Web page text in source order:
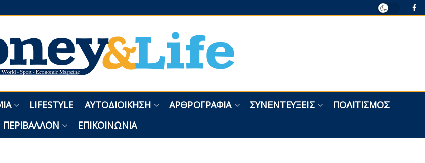
LIFESTYLE ΑΥΤΟΔΙΟΊΚΗΣΗ ΑΡΘΡΟΓΡΑΦΊΑ ΣΥΝΕΝΤΕΎΞΕΙΣ
ΠΟΛΙΤΙΣΜΌΣ
ΠΕΡΙΒΆΛΛΟΝ ΕΠΙΚΟΙΝΩΝΊΑ